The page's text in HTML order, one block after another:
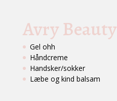
Avry Beauty
Gel ohh
Håndcreme
Handsker/sokker
Læbe og kind balsam